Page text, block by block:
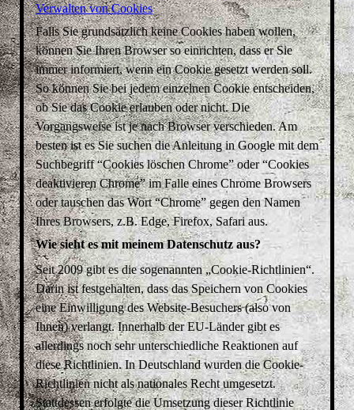
Verwalten von Cookies
Falls Sie grundsätzlich keine Cookies haben wollen,
können Sie Ihren Browser so einrichten, dass er Sie
immer informiert, wenn ein Cookie gesetzt werden soll.
So können Sie bei jedem einzelnen Cookie entscheiden,
ob Sie das Cookie erlauben oder nicht. Die
Vorgangsweise ist je nach Browser verschieden. Am
besten ist es Sie suchen die Anleitung in Google mit dem
Suchbegriff “Cookies löschen Chrome” oder “Cookies
deaktivieren Chrome” im Falle eines Chrome Browsers
oder tauschen das Wort “Chrome” gegen den Namen
Ihres Browsers, z.B. Edge, Firefox, Safari aus.
Wie sieht es mit meinem Datenschutz aus?
Seit 2009 gibt es die sogenannten „Cookie-Richtlinien“.
Darin ist festgehalten, dass das Speichern von Cookies
eine Einwilligung des Website-Besuchers (also von
Ihnen) verlangt. Innerhalb der EU-Länder gibt es
allerdings noch sehr unterschiedliche Reaktionen auf
diese Richtlinien. In Deutschland wurden die Cookie-
Richtlinien nicht als nationales Recht umgesetzt.
Stattdessen erfolgte die Umsetzung dieser Richtlinie